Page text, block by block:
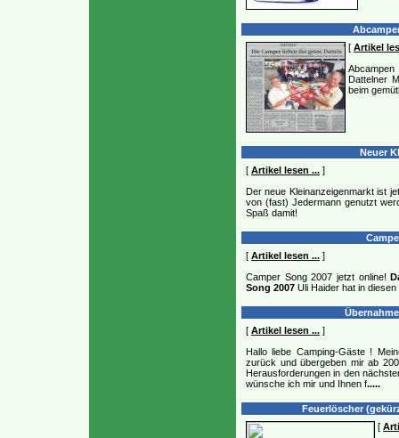
[ Artikel
Dattelner
beim
Neuer
[ Artikel lesen ... ]
Der neue Kleinanzeigenmarkt ist
von (fast) Jedermann genutzt
Spaß damit!
[ Artikel lesen ... ]
Camper Song 2007 jetzt online!
Song 2007 Uli Haider hat in
[ Artikel lesen ... ]
Hallo liebe Camping-Gäste !
zurück und übergeben mir ab
Herausforderungen in den
wünsche ich mir und Ihnen f.....
Feuerlöscher
[